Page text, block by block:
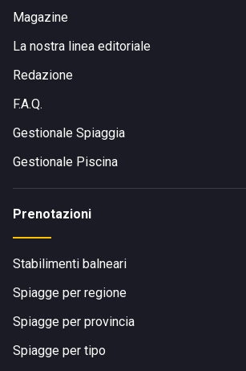
Magazine
La nostra linea editoriale
Redazione
F.A.Q.
Gestionale Spiaggia
Gestionale Piscina
Prenotazioni
Stabilimenti balneari
Spiagge per regione
Spiagge per provincia
Spiagge per tipo